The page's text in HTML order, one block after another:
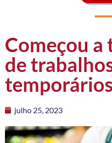
Começou a
de
julho 25, 2023